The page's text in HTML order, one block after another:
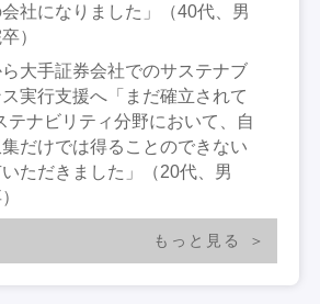
社になりました」（40代、男
）
大手証券会社でのサステナブ
実行支援へ「まだ確立されて
テナビリティ分野において、自
だけでは得ることのできない
ただきました」（20代、男
もっと見る